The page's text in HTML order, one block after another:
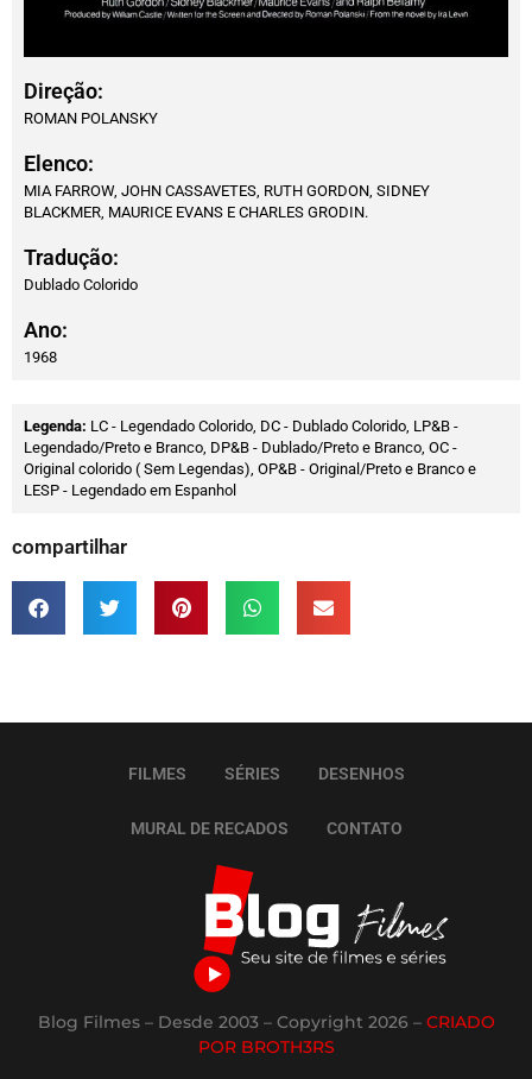
Direção:
ROMAN POLANSKY
Elenco:
MIA FARROW, JOHN CASSAVETES, RUTH GORDON, SIDNEY
BLACKMER, MAURICE EVANS E CHARLES GRODIN.
Tradução:
Dublado Colorido
Ano:
1968
Legenda: LC - Legendado Colorido, DC - Dublado Colorido, LP&B -
Legendado/Preto e Branco, DP&B - Dublado/Preto e Branco, OC -
Original colorido ( Sem Legendas), OP&B - Original/Preto e Branco e
LESP - Legendado em Espanhol
compartilhar
FILMES SÉRIES DESENHOS
MURAL DE RECADOS CONTATO
Blog Filmes – Desde 2003 – Copyright 2026 – CRIADO
POR BROTH3RS